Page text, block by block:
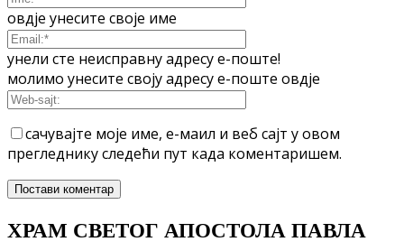
овдје унесите своје име
унели сте неисправну адресу е-поште!
молимо унесите своју адресу е-поште овдје
сачувајте моје име, е-маил и веб сајт у овом
прегледнику следећи пут када коментаришем.
ХРАМ СВЕТОГ АПОСТОЛА ПАВЛА